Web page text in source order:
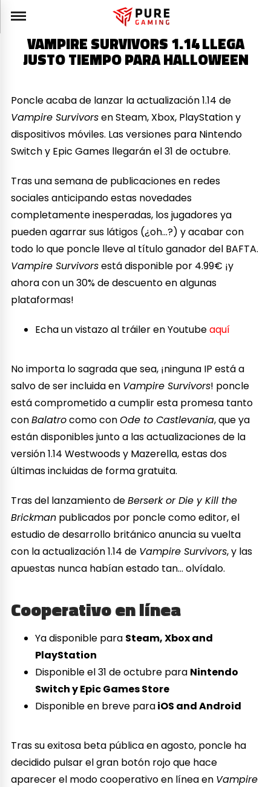
VAMPIRE SURVIVORS 1.14 LLEGA
JUSTO TIEMPO PARA HALLOWEEN
Poncle acaba de lanzar la actualización 1.14 de
Vampire Survivorsen Steam, Xbox, PlayStation y
dispositivos móviles. Las versiones para Nintendo
Switch y Epic Games llegarán el 31 de octubre.
Tras una semana de publicaciones en redes
sociales anticipando estas novedades
completamente inesperadas, los jugadores ya
pueden agarrar sus látigos (¿oh…?) y acabar con
todo lo que poncle lleve al título ganador del BAFTA.
Vampire Survivorsestá disponible por 4.99€ ¡y
ahora con un 30% de descuento en algunas
plataformas!
Echa un vistazo al tráiler en Youtubeaquí
No importa lo sagrada que sea, ¡ninguna IP está a
salvo de ser incluida en Vampire Survivors! poncle
está comprometido a cumplir esta promesa tanto
conBalatrocomo conOde to Castlevania, que ya
están disponibles junto a las actualizaciones de la
versión 1.14 Westwoods y Mazerella, estas dos
últimas incluidas de forma gratuita.
Tras del lanzamiento deBerserk or Die y Kill the
Brickman publicados por poncle como editor, el
estudio de desarrollo británico anuncia su vuelta
con la actualización 1.14 de Vampire Survivors, y las
apuestas nunca habían estado tan… olvídalo.
Cooperativo en línea
Ya disponible para Steam, Xbox and
PlayStation
Disponible el 31 de octubre para Nintendo
Switch y Epic Games Store
Disponible en breve paraiOS and Android
Tras su exitosa beta pública en agosto, poncle ha
decidido pulsar el gran botón rojo que hace
aparecer el modo cooperativo en línea en Vampire